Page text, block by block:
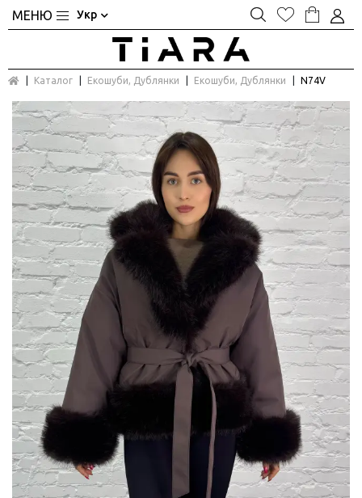
Укр
Каталог Екошуби, Дублянки Екошуби, Дублянки N74V